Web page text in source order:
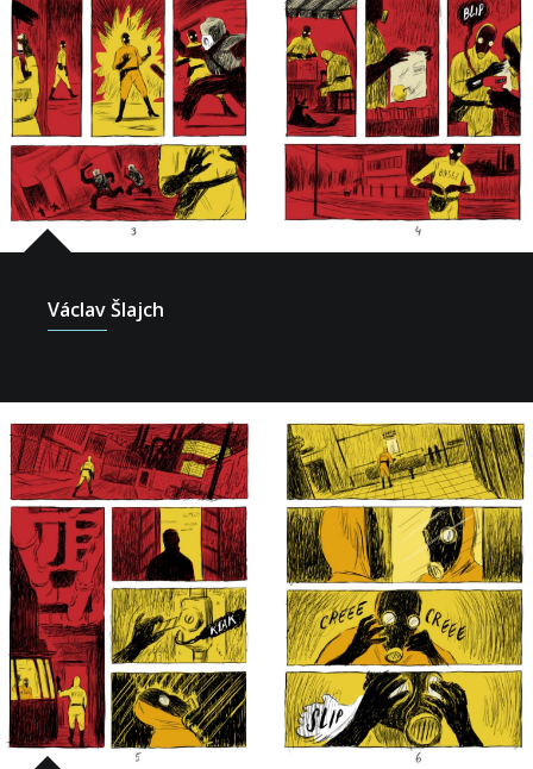
Václav Šlajch